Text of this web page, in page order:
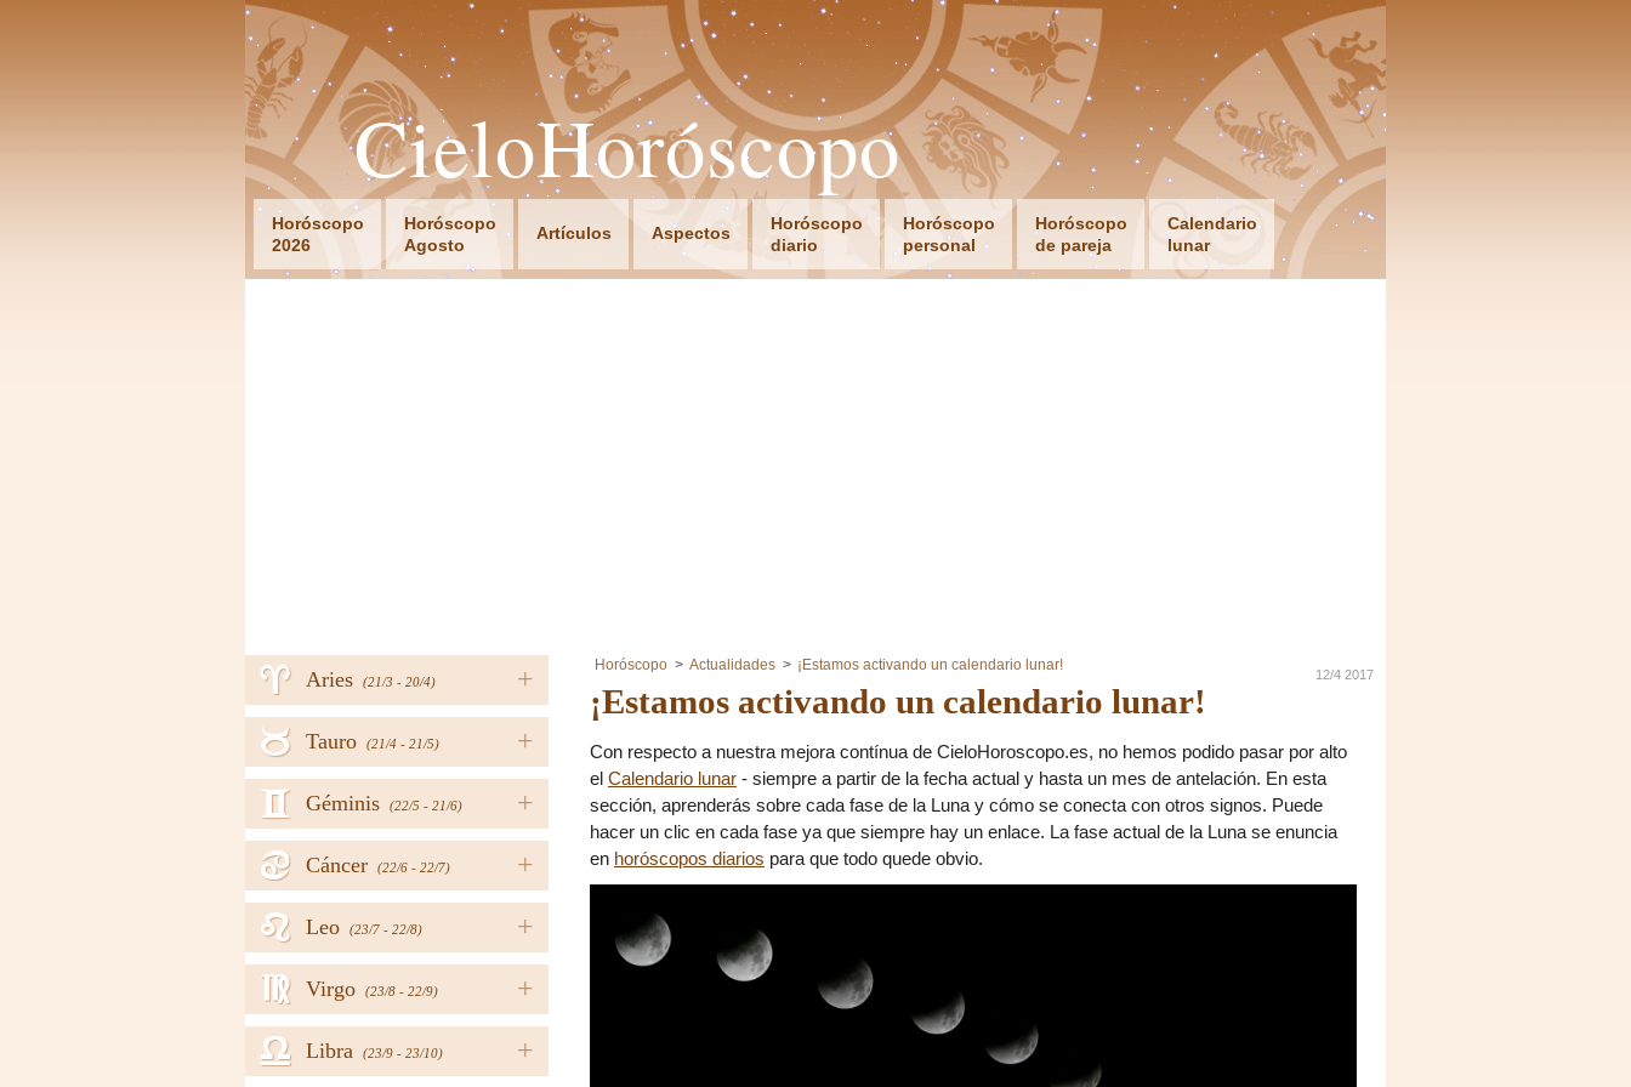
CieloHoróscopo
Horóscopo
2026
Horóscopo
Agosto
Artículos Aspectos
Horóscopo
diario
Horóscopo
personal
Horóscopo
de pareja
Calendario
lunar
+
Aries (21/3 - 20/4)
a
+
Tauro (21/4 - 21/5)
b
+
Géminis (22/5 - 21/6)
c
+
Cáncer (22/6 - 22/7)
d
+
Leo (23/7 - 22/8)
e
+
Virgo (23/8 - 22/9)
f
+
Libra (23/9 - 23/10)
g
Horóscopo Actualidades ¡Estamos activando un calendario lunar!
12/4 2017
¡Estamos activando un calendario lunar!
Con respecto a nuestra mejora contínua de CieloHoroscopo.es, no hemos podido pasar por alto
el Calendario lunar - siempre a partir de la fecha actual y hasta un mes de antelación. En esta
sección, aprenderás sobre cada fase de la Luna y cómo se conecta con otros signos. Puede
hacer un clic en cada fase ya que siempre hay un enlace. La fase actual de la Luna se enuncia
en horóscopos diarios para que todo quede obvio.